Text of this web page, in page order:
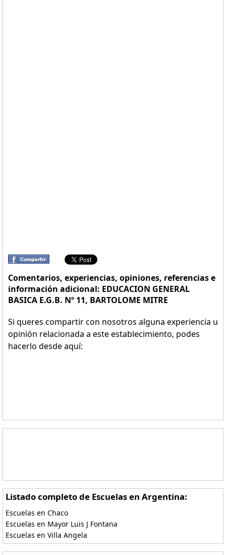
Comentarios, experiencias, opiniones, referencias e
información adicional: EDUCACION GENERAL
BASICA E.G.B. Nº 11, BARTOLOME MITRE
Si queres compartir con nosotros alguna experiencia u
opinión relacionada a este establecimiento, podes
hacerlo desde aquí:
Listado completo de Escuelas en Argentina:
Escuelas en Chaco
Escuelas en Mayor Luis J Fontana
Escuelas en Villa Angela